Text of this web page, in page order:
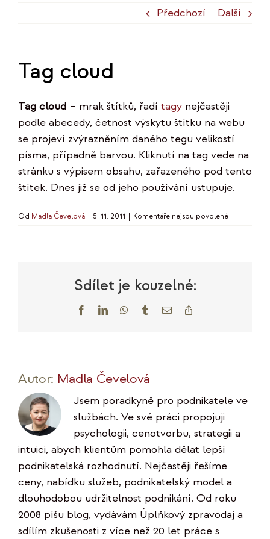
Předchozí Další
Tag cloud
Tag cloud – mrak štítků, řadí tagy nejčastěji
podle abecedy, četnost výskytu štítku na webu
se projeví zvýrazněním daného tegu velikostí
písma, případně barvou. Kliknutí na tag vede na
stránku s výpisem obsahu, zařazeného pod tento
štítek. Dnes již se od jeho používání ustupuje.
Od Madla Čevelová 5. 11. 2011 Komentáře nejsou povolenéu
Sdílet je kouzelné:
FacebookLinkedInWhatsApp
TumblrE-
Autor: Madla Čevelová
Jsem poradkyně pro podnikatele ve
službách. Ve své práci propojuji
psychologii, cenotvorbu, strategii a
intuici, abych klientům pomohla dělat lepší
podnikatelská rozhodnutí. Nejčastěji řešíme
ceny, nabídku služeb, podnikatelský model a
dlouhodobou udržitelnost podnikání. Od roku
2008 píšu blog, vydávám Úplňkový zpravodaj a
sdílím zkušenosti z více než 20 let práce s